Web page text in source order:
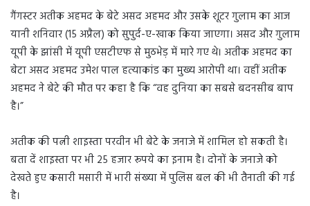
गैंगस्टर अतीक अहमद के बेटे असद अहमद और उसके शूटर गुलाम का आज
यानी शनिवार (15 अप्रैल) को सुपुर्द-ए-खाक किया जाएगा। असद और गुलाम
यूपी के झांसी में यूपी एसटीएफ से मुठभेड़ में मारे गए थे। अतीक अहमद का
बेटा असद अहमद उमेश पाल हत्याकांड का मुख्य आरोपी था। वहीं अतीक
अहमद ने बेटे की मौत पर कहा है कि “वह दुनिया का सबसे बदनसीब बाप
है।”
अतीक की पत्नी शाइस्ता परवीन भी बेटे के जनाजे में शामिल हो सकती है।
बता दें शाइस्ता पर भी 25 हजार रूपये का इनाम है। दोनों के जनाजे को
देखते हुए कसारी मसारी में भारी संख्या में पुलिस बल की भी तैनाती की गई
है।